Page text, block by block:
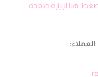
هنا لزيارة صفحة